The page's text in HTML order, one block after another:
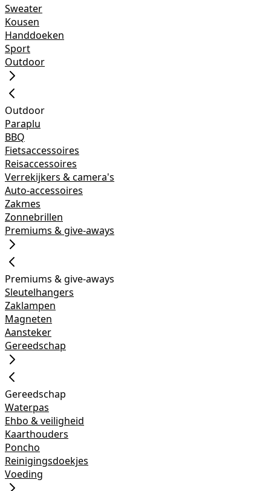
Sweater
Kousen
Handdoeken
Sport
Outdoor
Outdoor
Paraplu
BBQ
Fietsaccessoires
Reisaccessoires
Verrekijkers & camera's
Auto-accessoires
Zakmes
Zonnebrillen
Premiums & give-aways
Premiums & give-aways
Sleutelhangers
Zaklampen
Magneten
Aansteker
Gereedschap
Gereedschap
Waterpas
Ehbo & veiligheid
Kaarthouders
Poncho
Reinigingsdoekjes
Voeding